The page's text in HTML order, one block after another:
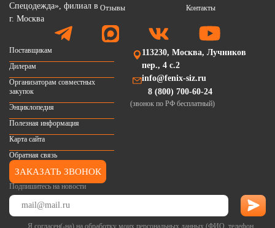
Отзывы
Контакты
Подпишитесь на новости
Я согласен(-на) на обработку моих персональных данных (ФИО, телефон,
Поставщикам
Дилерам
Организаторам совместных
закупок
Энциклопедия
Полезная информация
Карта сайта
Обратная связь
113230, Москва, Лучников
пер., 4 с.2
info@fenix-siz.ru
8 (800) 700-60-24
(звонок по РФ бесплатный)
ЗАКАЗАТЬ ЗВОНОК